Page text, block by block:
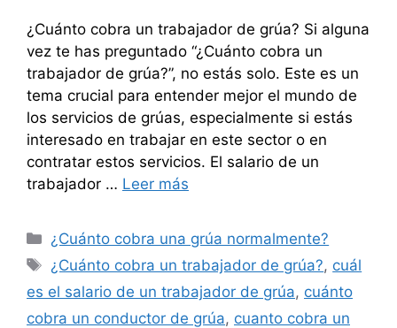
¿Cuánto cobra un trabajador de grúa? Si alguna
vez te has preguntado “¿Cuánto cobra un
trabajador de grúa?”, no estás solo. Este es un
tema crucial para entender mejor el mundo de
los servicios de grúas, especialmente si estás
interesado en trabajar en este sector o en
contratar estos servicios. El salario de un
trabajador … Leer más
Categorías
¿Cuánto cobra una grúa normalmente?
Etiquetas
¿Cuánto cobra un trabajador de grúa?, cuál
es el salario de un trabajador de grúa, cuánto
cobra un conductor de grúa, cuanto cobra un